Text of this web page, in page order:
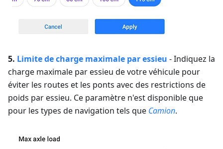
5. Limite de charge maximale par essieu - Indiquez la
charge maximale par essieu de votre véhicule pour
éviter les routes et les ponts avec des restrictions de
poids par essieu. Ce paramètre n'est disponible que
pour les types de navigation tels que Camion.